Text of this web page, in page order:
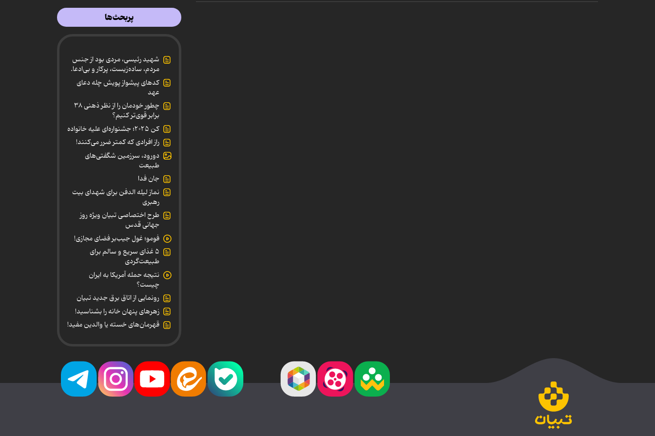
پربحث‌ها
شهید رئیسی، مردی بود از جنس
مردم، ساده‌زیست، پرکار و بی‌ادعا.
کدهای پیشواز پویش چله دعای
عهد
چطور خودمان را از نظر ذهنی ۳۸
برابر قوی‌تر کنیم؟
کن ۲۰۲۵؛ جشنواره‌ای علیه خانواده
راز افرادی که کمتر ضرر می‌کنند!
دورود، سرزمین شگفتی‌های
طبیعت
جان فدا
نماز لیله الدفن برای شهدای بیت
رهبری
طرح اختصاصی تبیان ویژه روز
جهانی قدس
فومو؛ غول جیب‌بر فضای مجازی!
۵ غذای سریع و سالم برای
طبیعت‌گردی
نتیجه حمله آمریکا به ایران
چیست؟
رونمایی از اتاق برق جدید تبیان
زهرهای پنهان خانه را بشناسید!
قهرمان‌های خسته یا والدین مفید!